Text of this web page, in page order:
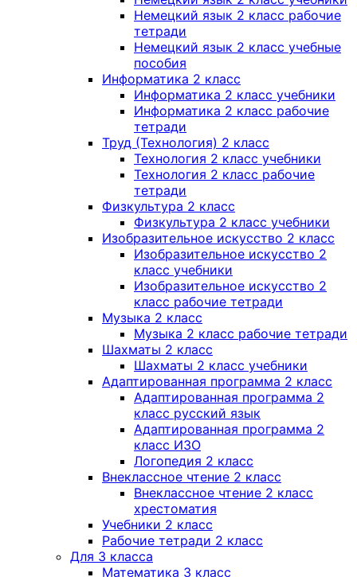
Немецкий язык 2 класс рабочие
тетради
Немецкий язык 2 класс учебные
пособия
Информатика 2 класс
Информатика 2 класс учебники
Информатика 2 класс рабочие
тетради
Труд (Технология) 2 класс
Технология 2 класс учебники
Технология 2 класс рабочие
тетради
Физкультура 2 класс
Физкультура 2 класс учебники
Изобразительное искусство 2 класс
Изобразительное искусство 2
класс учебники
Изобразительное искусство 2
класс рабочие тетради
Музыка 2 класс
Музыка 2 класс рабочие тетради
Шахматы 2 класс
Шахматы 2 класс учебники
Адаптированная программа 2 класс
Адаптированная программа 2
класс русский язык
Адаптированная программа 2
класс ИЗО
Логопедия 2 класс
Внеклассное чтение 2 класс
Внеклассное чтение 2 класс
хрестоматия
Учебники 2 класс
Рабочие тетради 2 класс
Для 3 класса
Математика 3 класс